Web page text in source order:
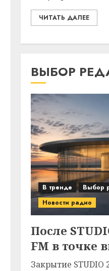
ЧИТАТЬ ДАЛЕЕ
ВЫБОР
В тренде Выбор
Новости радио
После
FM в точке
Закрытие STUDIO